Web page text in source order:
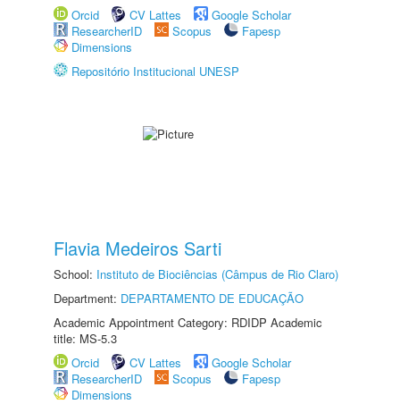
Orcid
CV Lattes
Google Scholar
ResearcherID
Scopus
Fapesp
Dimensions
Repositório Institucional UNESP
Flavia Medeiros Sarti
School: Instituto de Biociências (Câmpus de Rio Claro)
Department: DEPARTAMENTO DE EDUCAÇÃO
Academic Appointment Category: RDIDP Academic
title: MS-5.3
Orcid
CV Lattes
Google Scholar
ResearcherID
Scopus
Fapesp
Dimensions